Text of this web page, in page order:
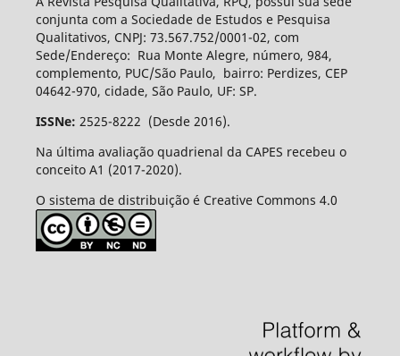
conjunta com a Sociedade de Estudos e Pesquisa
Qualitativos, CNPJ: 73.567.752/0001-02, com
Sede/Endereço: Rua Monte Alegre, número, 984,
complemento, PUC/São Paulo, bairro: Perdizes, CEP
04642-970, cidade, São Paulo, UF: SP.
ISSNe: 2525-8222 (Desde 2016).
Na última avaliação quadrienal da CAPES recebeu o
conceito A1 (2017-2020).
O sistema de distribuição é Creative Commons 4.0